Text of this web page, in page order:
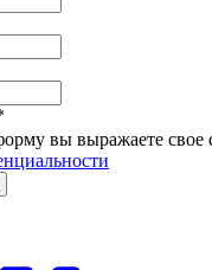
вы выражаете свое